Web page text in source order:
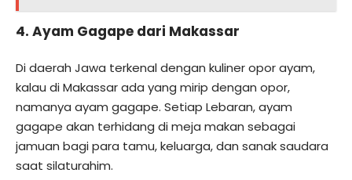
4. Ayam Gagape dari Makassar
Di daerah Jawa terkenal dengan kuliner opor ayam,
kalau di Makassar ada yang mirip dengan opor,
namanya ayam gagape. Setiap Lebaran, ayam
gagape akan terhidang di meja makan sebagai
jamuan bagi para tamu, keluarga, dan sanak saudara
saat silaturahim.